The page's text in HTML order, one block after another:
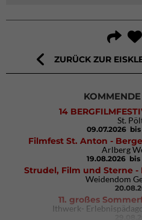
ZURÜCK ZUR
14
St.
09.07.2026
Filmfest St. Anton -
Arlberg
19.08.2026 bis
Strudel, Film und Sterne
Weidendom
11. großes
Ithwerk-